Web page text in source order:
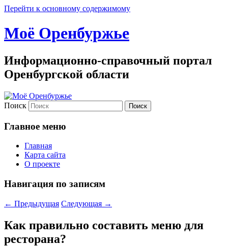
Перейти к основному содержимому
Моё Оренбуржье
Информационно-справочный портал
Оренбургской области
Поиск
Главное меню
Главная
Карта сайта
О проекте
Навигация по записям
← Предыдущая Следующая →
Как правильно составить меню для
ресторана?